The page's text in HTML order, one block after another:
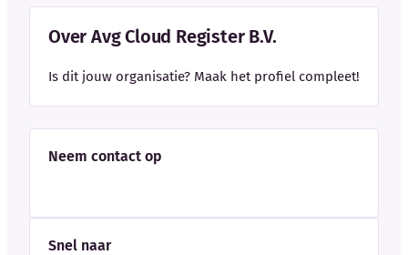
Over Avg Cloud Register B.V.
Is dit jouw organisatie? Maak het profiel compleet!
Neem contact op
Snel naar